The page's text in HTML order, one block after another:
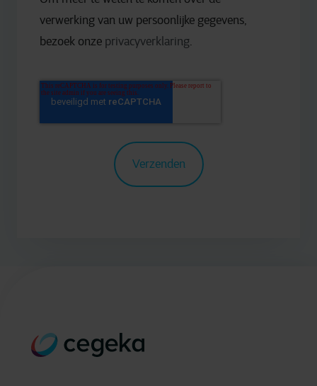
verwerking van uw persoonlijke gegevens,
bezoek onze privacyverklaring.